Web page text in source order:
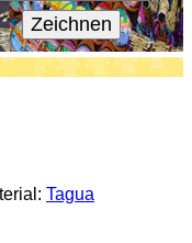
Zeichnen
Tagua